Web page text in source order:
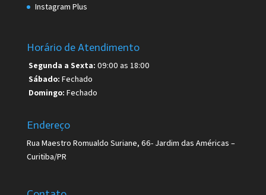
Instagram Plus
Horário de Atendimento
Segunda a Sexta: 09:00 as 18:00
Sábado: Fechado
Domingo: Fechado
Endereço
Rua Maestro Romualdo Suriane, 66- Jardim das Américas –
Curitiba/PR